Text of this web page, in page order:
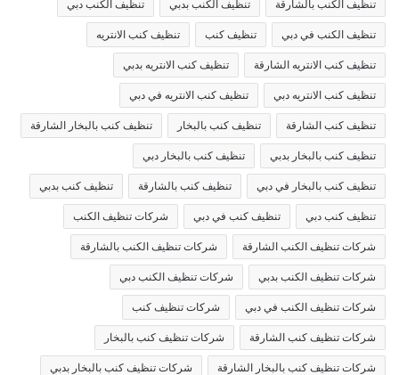
تنظيف الكنب بالشارقة تنظيف الكنب بدبي تنظيف الكنب دبي
تنظيف الكنب في دبي تنظيف كنب تنظيف كنب الانتريه
تنظيف كنب الانتريه الشارقة تنظيف كنب الانتريه بدبي
تنظيف كنب الانتريه دبي تنظيف كنب الانتريه في دبي
تنظيف كنب الشارقة تنظيف كنب بالبخار تنظيف كنب بالبخار الشارقة
تنظيف كنب بالبخار بدبي تنظيف كنب بالبخار دبي
تنظيف كنب بالبخار في دبي تنظيف كنب بالشارقة تنظيف كنب بدبي
تنظيف كنب دبي تنظيف كنب في دبي شركات تنظيف الكنب
شركات تنظيف الكنب الشارقة شركات تنظيف الكنب بالشارقة
شركات تنظيف الكنب بدبي شركات تنظيف الكنب دبي
شركات تنظيف الكنب في دبي شركات تنظيف كنب
شركات تنظيف كنب الشارقة شركات تنظيف كنب بالبخار
شركات تنظيف كنب بالبخار الشارقة شركات تنظيف كنب بالبخار بدبي